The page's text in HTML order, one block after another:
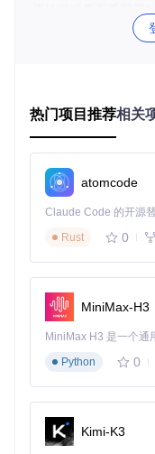
老游戏现代适配的核
强奠定了基础。
🔧 破局之道：
打破分辨率枷锁的宽屏
D2DX最引人注目的
X采用的"视口扩展"
宽屏模式下的游戏启
渡，避免了传统宽屏
-defaults.cfg中的
热门项目推荐相关
atomcode
Rust
0
MiniMax-H3
Python
0
Kimi-K3